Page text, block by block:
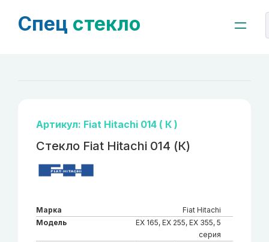
Спец стекло
Артикул: Fiat Hitachi 014 ( К )
Стекло Fiat Hitachi 014 (К)
Марка
Fiat Hitachi
Модель
EX 165, EX 255, EX 355, 5
серия